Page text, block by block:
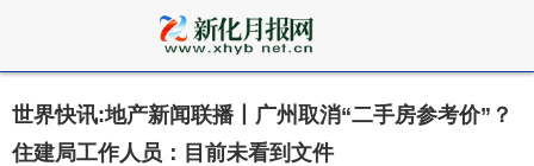
世界快讯:地产新闻联播丨广州取消“二手房参考价”？
住建局工作人员：目前未看到文件